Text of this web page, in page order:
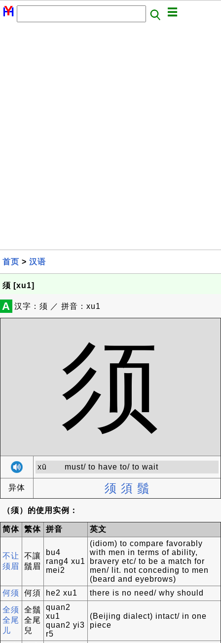
首页 > 汉语
须 [xu1]
A 汉字：须 ／ 拼音：xu1
须
xū must/ to have to/ to wait
异体 须 須 鬚
（须）的使用实例：
简体 繁体 拼音 英文
不让
须眉
不讓
鬚眉
bu4
rang4 xu1
mei2
(idiom) to compare favorably
with men in terms of ability,
bravery etc/ to be a match for
men/ lit. not conceding to men
(beard and eyebrows)
何须
何須 he2 xu1
there is no need/ why should
全须
全尾
儿
全鬚
全尾
兒
quan2
xu1
quan2 yi3
r5
(Beijing dialect) intact/ in one
piece